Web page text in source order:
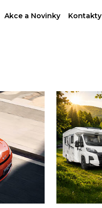
Akce a Novinky Kontakty